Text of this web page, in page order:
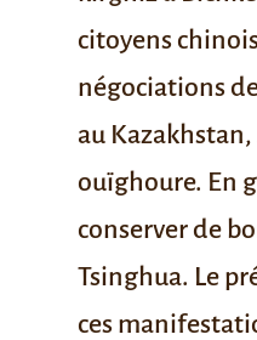
citoyens
négociations
au Kazakhstan
ouïghoure. En
conserver de
Tsinghua. Le
ces